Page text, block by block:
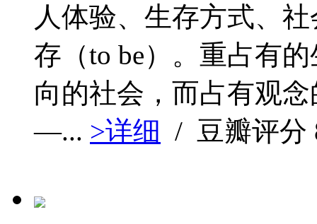
人体验、生存方式、
存（to be）。重占有
向的社会，而占有观
—... >详细 / 豆瓣评分